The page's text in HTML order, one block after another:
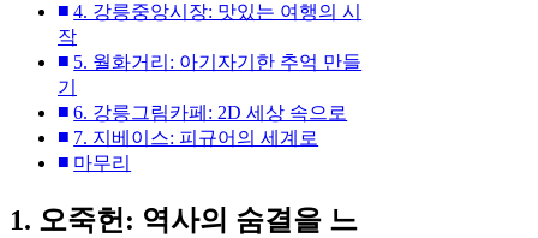
4. 강릉중앙시장: 맛있는 여행의 시
작
5. 월화거리: 아기자기한 추억 만들
기
6. 강릉그림카페: 2D 세상 속으로
7. 지베이스: 피규어의 세계로
마무리
1. 오죽헌: 역사의 숨결을 느